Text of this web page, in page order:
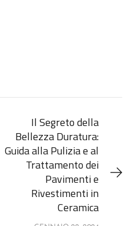
Il Segreto della
Bellezza Duratura:
Guida alla Pulizia e al
Trattamento dei
Pavimenti e
Rivestimenti in
Ceramica